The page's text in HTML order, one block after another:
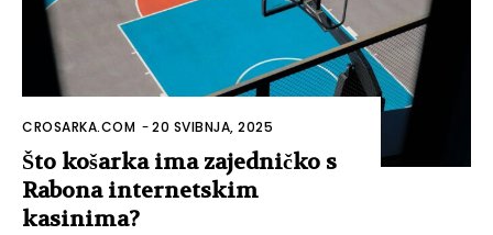
CROSARKA.COM -20 SVIBNJA, 2025
Što košarka ima zajedničko s
Rabona internetskim
kasinima?